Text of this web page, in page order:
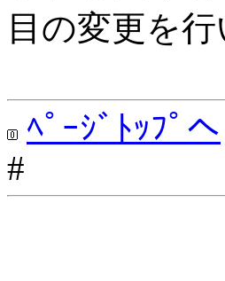
目の変更を行
ﾍﾟｰｼﾞﾄｯﾌﾟへ
#